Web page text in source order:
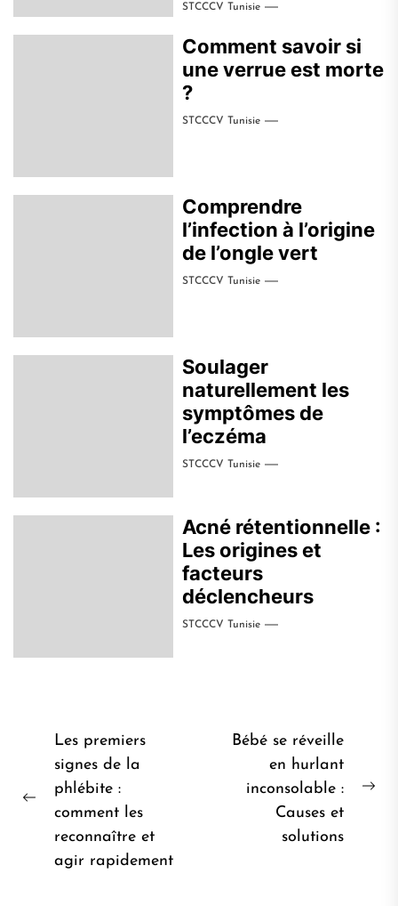
STCCCV Tunisie
Comment savoir si
une verrue est morte
?
STCCCV Tunisie
Comprendre
l’infection à l’origine
de l’ongle vert
STCCCV Tunisie
Soulager
naturellement les
symptômes de
l’eczéma
STCCCV Tunisie
Acné rétentionnelle :
Les origines et
facteurs
déclencheurs
STCCCV Tunisie
Navigation
l’article
précédent:
Les premiers
signes de la
phlébite :
comment les
reconnaître et
agir rapidement
Bébé se réveille
en hurlant
inconsolable :
Causes et
solutions